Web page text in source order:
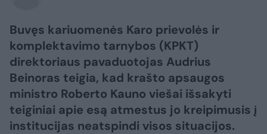
Buvęs kariuomenės Karo prievolės ir
komplektavimo tarnybos (KPKT)
direktoriaus pavaduotojas Audrius
Beinoras teigia, kad krašto apsaugos
ministro Roberto Kauno viešai išsakyti
teiginiai apie esą atmestus jo kreipimusis į
institucijas neatspindi visos situacijos.